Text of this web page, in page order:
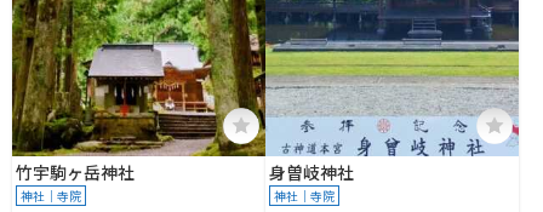
竹宇駒ヶ岳神社
神社｜寺院
身曽岐神社
神社｜寺院